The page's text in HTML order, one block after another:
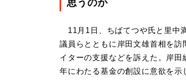
思うのか
11月1日、ちばてつや氏と里中
議員らとともに岸田文雄首相を
イターの支援などを訴えた。岸
年にわたる基金の創設に意欲を示